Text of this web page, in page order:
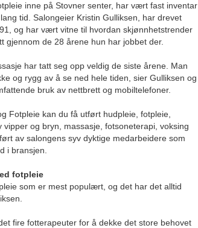
inne på Stovner senter, har vært fast inventar
tid. Salongeier Kristin Gulliksen, har drevet
og har vært vitne til hvordan skjønnhetstrender
gjennom de 28 årene hun har jobbet der.
har tatt seg opp veldig de siste årene. Man
og rygg av å se ned hele tiden, sier Gulliksen og
bruk av nettbrett og mobiltelefoner.
Fotpleie kan du få utført hudpleie, fotpleie,
vipper og bryn, massasje, fotsoneterapi, voksing
av salongens syv dyktige medarbeidere som
i bransjen.
fotpleie
som er mest populært, og det har det alltid
fire fotterapeuter for å dekke det store behovet